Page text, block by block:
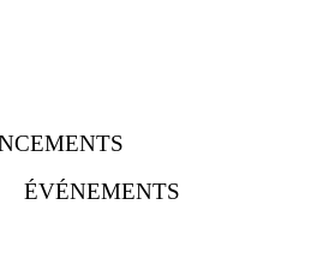
ÉVÉNEMENTS